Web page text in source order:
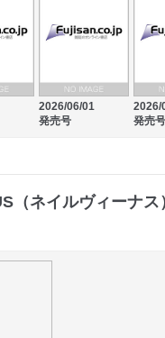
2026/06/01
発売号
2026/
発売号
（ネイルヴィーナス